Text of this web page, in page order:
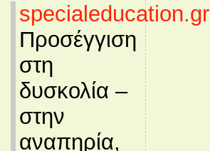
specialeducation.gr
Προσέγγιση
στη
δυσκολία –
στην
αναπηρία,